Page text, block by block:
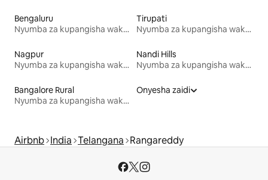
Bengaluru
Nyumba za kupangisha wakati wa likizo
Tirupati
Nyumba za kupangisha wakati wa likizo
Nagpur
Nyumba za kupangisha wakati wa likizo
Nandi Hills
Nyumba za kupangisha wakati wa likizo
Bangalore Rural
Nyumba za kupangisha wakati wa likizo
Onyesha zaidi
Airbnb India Telangana Rangareddy